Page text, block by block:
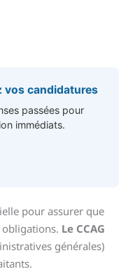
vos candidatures
passées pour
immédiats.
pour assurer que
Le CCAG
générales)